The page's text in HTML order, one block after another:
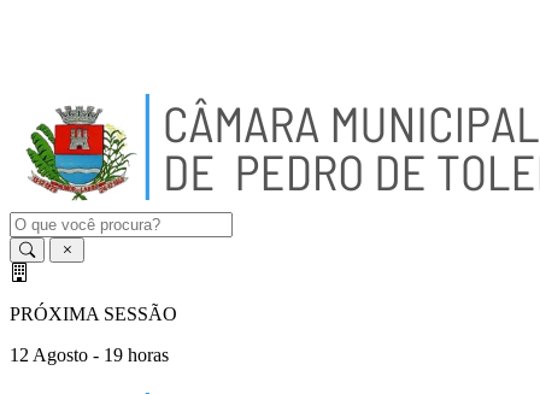
PRÓXIMA SESSÃO
12 Agosto - 19 horas